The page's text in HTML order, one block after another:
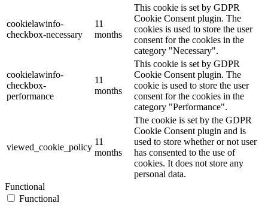
cookielawinfo-
checkbox-necessary
11
months
This cookie is set by GDPR
Cookie Consent plugin. The
cookies is used to store the user
consent for the cookies in the
category "Necessary".
cookielawinfo-
checkbox-
performance
11
months
This cookie is set by GDPR
Cookie Consent plugin. The
cookie is used to store the user
consent for the cookies in the
category "Performance".
viewed_cookie_policy
11
months
The cookie is set by the GDPR
Cookie Consent plugin and is
used to store whether or not user
has consented to the use of
cookies. It does not store any
personal data.
Functional
Functional